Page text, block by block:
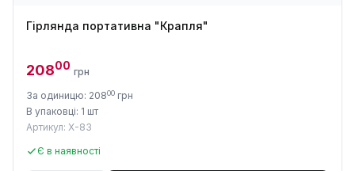
Гірлянда портативна "Крапля"
20800 грн
За одиницю: 20800 грн
В упаковці: 1 шт
Артикул: X-83
Є в наявності